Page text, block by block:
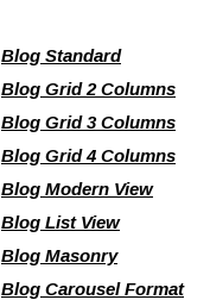
Blog Standard
Blog Grid 2 Columns
Blog Grid 3 Columns
Blog Grid 4 Columns
Blog Modern View
Blog List View
Blog Masonry
Blog Carousel Format